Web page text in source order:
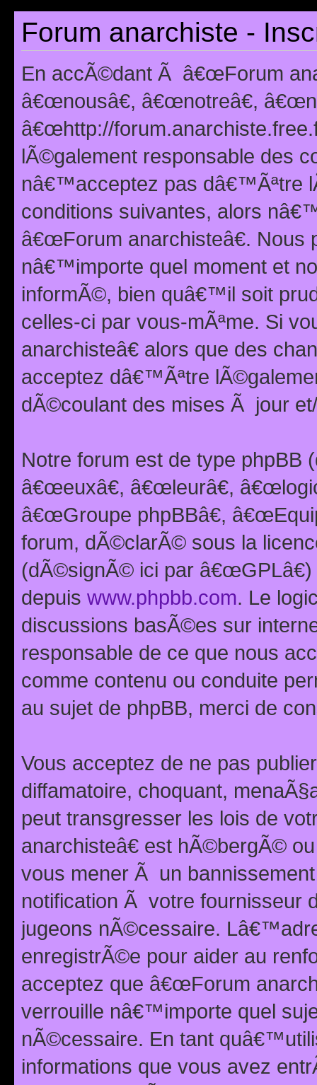
Forum anarchiste -
En accÃ©dant Ã â€œForum
â€œnousâ€, â€œnotreâ€,
â€œhttp://
lÃ©galement responsable des
nâ€™acceptez pas dâ€™Ãªtre
conditions suivantes, alors
â€œForum anarchisteâ€.
nâ€™importe quel moment et
informÃ©, bien quâ€™il soit
celles-ci par vous-mÃªme. Si
anarchisteâ€ alors que des
acceptez dâ€™Ãªtre
dÃ©coulant des mises Ã jour
Notre forum est de type phpBB
â€œeuxâ€, â€œleurâ€,
â€œGroupe phpBBâ€,
forum, dÃ©clarÃ© sous la
(dÃ©signÃ© ici par
depuis www.phpbb.com. Le
discussions basÃ©es sur
responsable de ce que nous
comme contenu ou conduite
au sujet de phpBB, merci de
Vous acceptez de ne pas
diffamatoire, choquant,
peut transgresser les lois de
anarchisteâ€ est hÃ©bergÃ©
vous mener Ã un
notification Ã votre fournisseur
jugeons nÃ©cessaire.
enregistrÃ©e pour aider au
acceptez que â€œForum
verrouille nâ€™importe quel
nÃ©cessaire. En tant
informations que vous avez